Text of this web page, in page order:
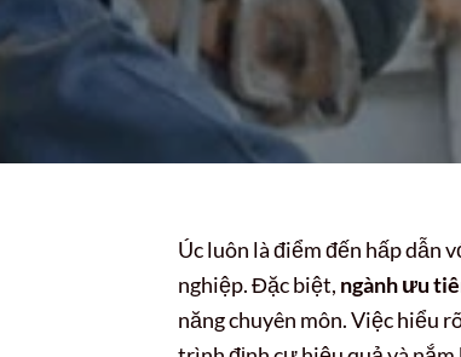
Úc luôn là điểm đến hấp dẫn
nghiệp. Đặc biệt, ngành ưu
năng chuyên môn. Việc hiểu